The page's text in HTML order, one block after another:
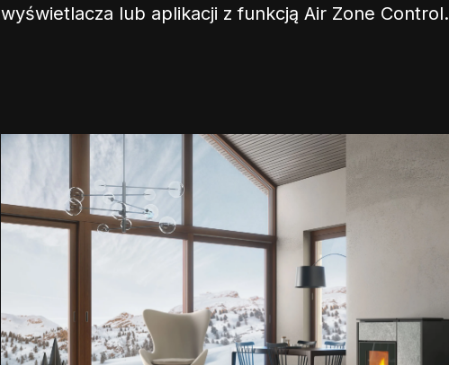
wyświetlacza lub aplikacji z funkcją Air Zone Control.